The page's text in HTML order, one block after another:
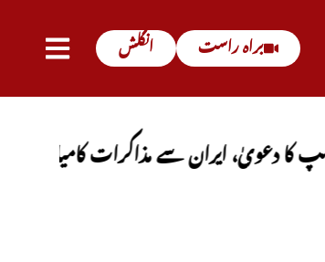
انگلش براہ راست
ایران سے مذاکرات کامیاب ہوں گے،